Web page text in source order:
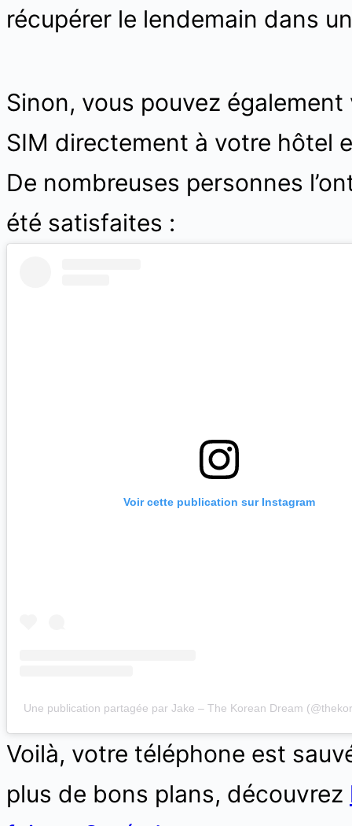
récupérer le lendemain dans
Sinon, vous pouvez
SIM directement à votre hôtel
De nombreuses personnes
été satisfaites :
Voir cette publication sur Instagram
Une publication partagée par Jake – The Korean Dream
Voilà, votre téléphone est
plus de bons plans, découvrez